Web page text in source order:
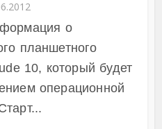
о
планшетного
10, который будет
операционной